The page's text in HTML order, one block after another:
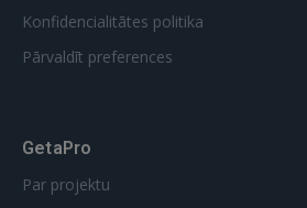
Konfidencialitātes politika
Pārvaldīt preferences
GetaPro
Par projektu